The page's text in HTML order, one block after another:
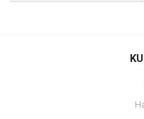
Bu ürüne
Ürün resmi kalitesiz,